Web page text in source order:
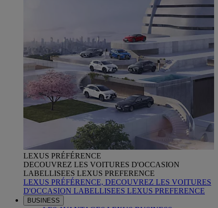
LEXUS PRÉFÉRENCE
DECOUVREZ LES VOITURES D'OCCASION
LABELLISEES LEXUS PREFERENCE
LEXUS PRÉFÉRENCE, DECOUVREZ LES VOITURES
D'OCCASION LABELLISEES LEXUS PREFERENCE
BUSINESS